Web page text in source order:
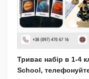
Триває набір в 1-4
School,